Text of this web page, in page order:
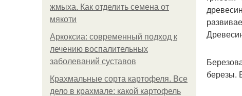
жмыха. Как отделить семена от
мякоти
Аркоксиа: современный подход к
лечению воспалительных
заболеваний суставов
Крахмальные сорта картофеля. Все
дело в крахмале: какой картофель
березы.